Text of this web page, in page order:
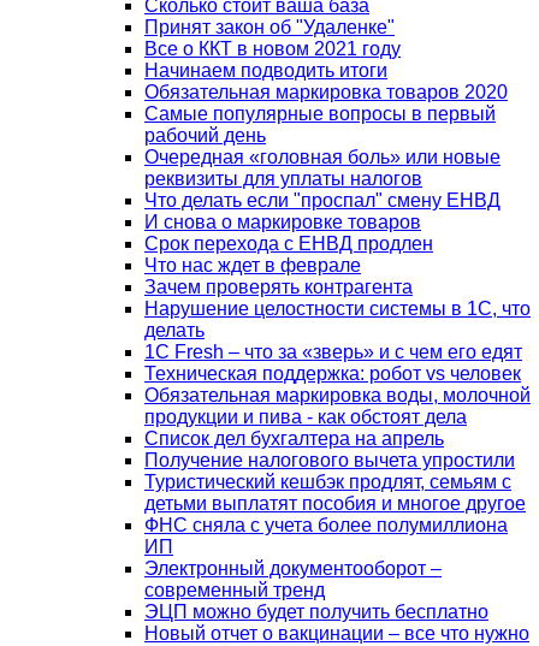
Сколько стоит ваша база
Принят закон об "Удаленке"
Все о ККТ в новом 2021 году
Начинаем подводить итоги
Обязательная маркировка товаров 2020
Самые популярные вопросы в первый
рабочий день
Очередная «головная боль» или новые
реквизиты для уплаты налогов
Что делать если "проспал" смену ЕНВД
И снова о маркировке товаров
Срок перехода с ЕНВД продлен
Что нас ждет в феврале
Зачем проверять контрагента
Нарушение целостности системы в 1С, что
делать
1С Fresh – что за «зверь» и с чем его едят
Техническая поддержка: робот vs человек
Обязательная маркировка воды, молочной
продукции и пива - как обстоят дела
Список дел бухгалтера на апрель
Получение налогового вычета упростили
Туристический кешбэк продлят, семьям с
детьми выплатят пособия и многое другое
ФНС сняла с учета более полумиллиона
ИП
Электронный документооборот –
современный тренд
ЭЦП можно будет получить бесплатно
Новый отчет о вакцинации – все что нужно